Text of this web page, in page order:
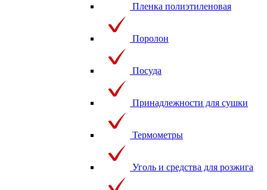
Пленка полиэтиленовая
Поролон
Посуда
Принадлежности для сушки
Термометры
Уголь и средства для розжига